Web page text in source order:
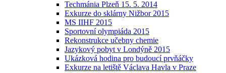
Techmánia Plzeň 15. 5. 2014
Exkurze do sklárny Nižbor 2015
MS IIHF 2015
Sportovní olympiáda 2015
Rekonstrukce učebny chemie
Jazykový pobyt v Londýně 2015
Ukázková hodina pro budoucí prvňáčky
Exkurze na letiště Václava Havla v Praze